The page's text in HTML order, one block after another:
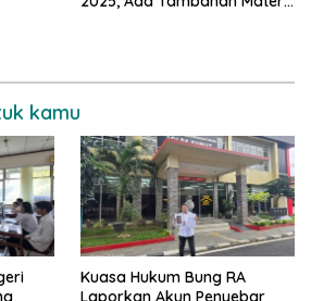
kamu
Kuasa Hukum Bung RA
Laporkan Akun Penyebar